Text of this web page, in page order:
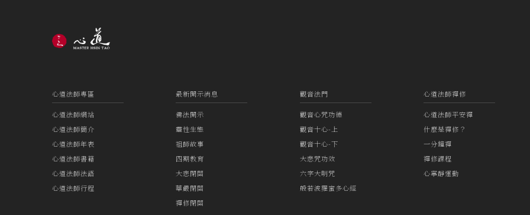
心道法師專區
心道法師網站
心道法師簡介
心道法師年表
心道法師書籍
心道法師法語
心道法師行程
最新開示消息
佛法開示
靈性生態
祖師故事
四期教育
大悲閉關
華嚴閉關
禪修閉關
觀音法門
觀音心咒功德
觀音十心-上
觀音十心-下
大悲咒功效
六字大明咒
般若波羅蜜多心經
心道法師禪修
心道法師平安禪
什麼是禪修？
一分鐘禪
禪修課程
心寧靜運動